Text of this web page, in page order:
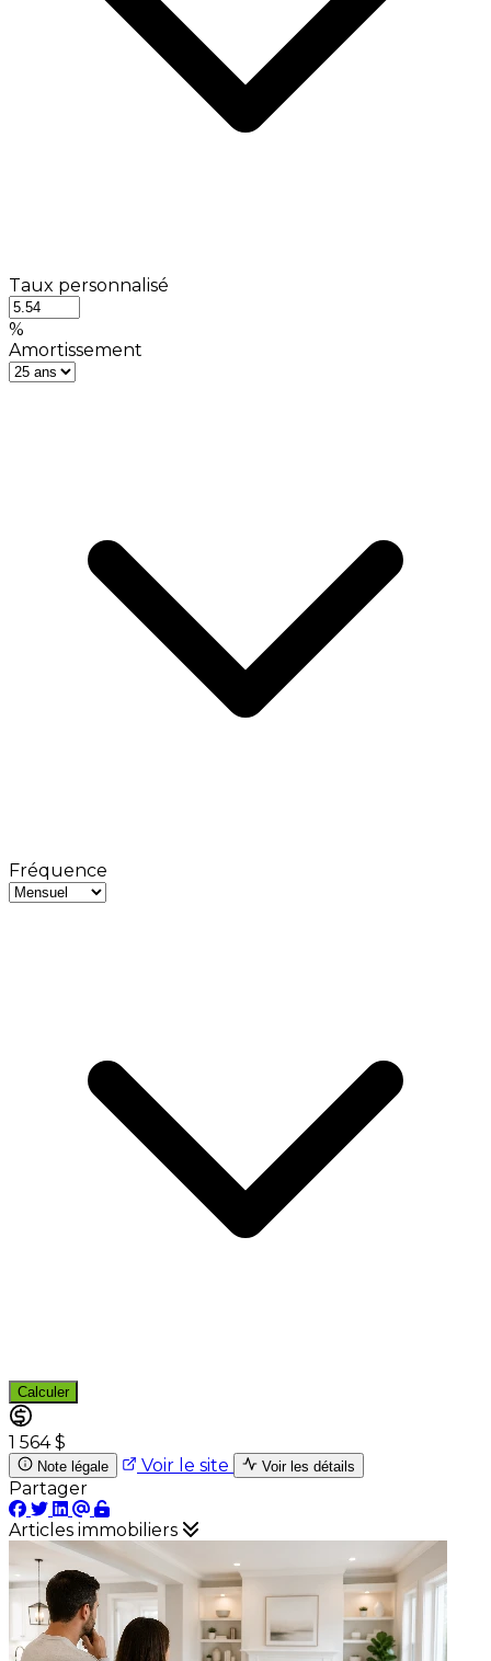
Taux personnalisé
%
Amortissement
Fréquence
Calculer
1 564 $
Note légale Voir le site Voir les détails
Partager
Articles immobiliers